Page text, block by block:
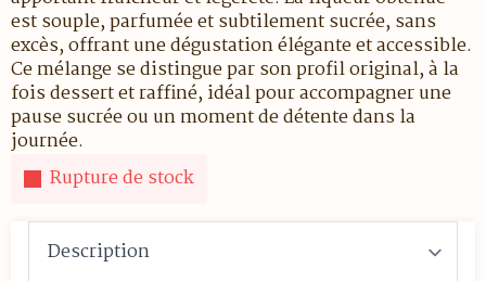
est souple, parfumée et subtilement sucrée, sans
excès, offrant une dégustation élégante et accessible.
Ce mélange se distingue par son profil original, à la
fois dessert et raffiné, idéal pour accompagner une
pause sucrée ou un moment de détente dans la
journée.
Rupture de stock